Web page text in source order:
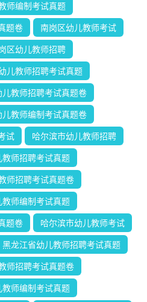
师编制考试真题
题卷 南岗区幼儿教师考试
区幼儿教师招聘
儿教师招聘考试真题
教师招聘考试真题卷
教师编制考试真题卷
试 哈尔滨市幼儿教师招聘
师招聘考试真题
师招聘考试真题卷
师编制考试真题
题卷 哈尔滨市幼儿教师考试
黑龙江省幼儿教师招聘考试真题
师招聘考试真题卷
师编制考试真题